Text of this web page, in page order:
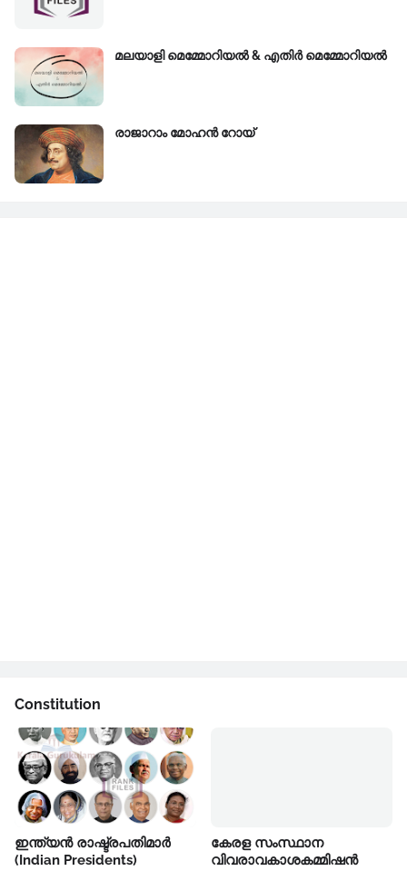
മലയാളി മെമ്മോറിയൽ & എതിർ മെമ്മോറിയൽ
രാജാറാം മോഹൻ റോയ്‌
Constitution
ഇന്ത്യൻ രാഷ്ട്രപതിമാർ
(Indian Presidents)
കേരള സംസ്ഥാന
വിവരാവകാശകമ്മിഷൻ